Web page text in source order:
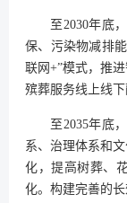
至2030年底
保、污染物减排
联网+”模式，推
殡葬服务线上线下
至2035年底
系、治理体系和
化，提高树葬、
化。构建完善的